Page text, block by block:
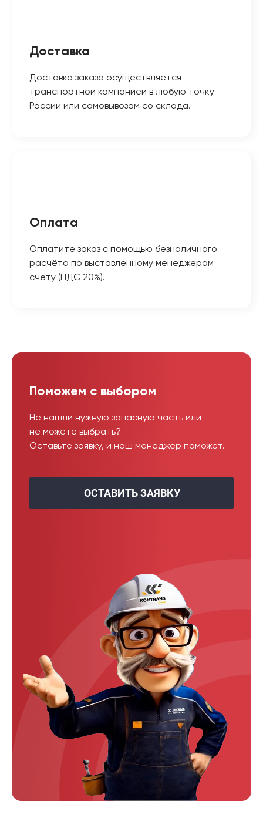
Доставка
Доставка заказа осуществляется
транспортной компанией в любую точку
России или самовывозом со склада.
Оплата
Оплатите заказ с помощью безналичного
расчёта по выставленному менеджером
счету (НДС 20%).
Поможем с выбором
Не нашли нужную запасную часть или
не можете выбрать?
Оставьте заявку, и наш менеджер поможет.
ОСТАВИТЬ ЗАЯВКУ